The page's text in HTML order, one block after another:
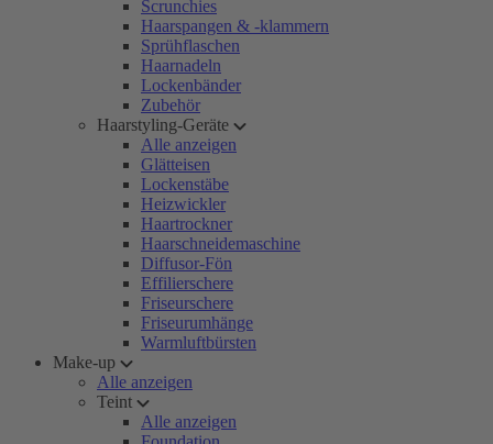
Scrunchies
Haarspangen & -klammern
Sprühflaschen
Haarnadeln
Lockenbänder
Zubehör
Haarstyling-Geräte
Alle anzeigen
Glätteisen
Lockenstäbe
Heizwickler
Haartrockner
Haarschneidemaschine
Diffusor-Fön
Effilierschere
Friseurschere
Friseurumhänge
Warmluftbürsten
Make-up
Alle anzeigen
Teint
Alle anzeigen